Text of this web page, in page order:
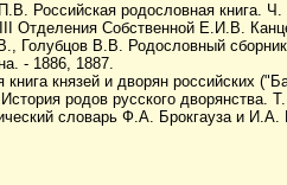
Российская родословная книга.
Отделения Собственной Е.И.В.
Голубцов В.В. Родословный
- 1886, 1887.
книга князей и дворян российских
родов русского дворянства.
словарь Ф.А. Брокгауза и